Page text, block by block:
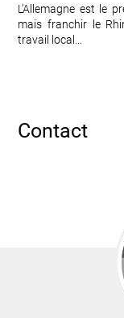
L’Allemagne est le
mais franchir le
travail local…
Contact